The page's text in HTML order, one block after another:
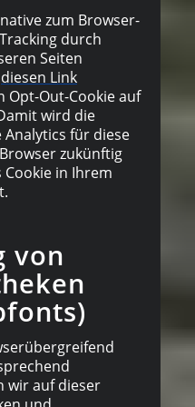
zum Browser-
durch
Seiten
diesen Link
Opt-Out-Cookie auf
wird die
für diese
zukünftig
in Ihrem
von
wir auf dieser